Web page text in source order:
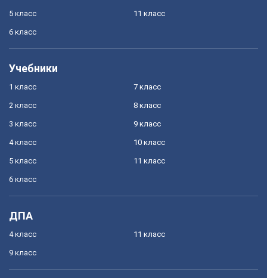
5 класс
6 класс
11 класс
Учебники
1 класс
2 класс
3 класс
4 класс
5 класс
6 класс
7 класс
8 класс
9 класс
10 класс
11 класс
ДПА
4 класс
9 класс
11 класс